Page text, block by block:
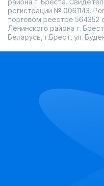
района г. Бреста.
регистрации № 0061143.
торговом реестре 564352
Ленинского района г.
Беларусь, г.Брест, ул.